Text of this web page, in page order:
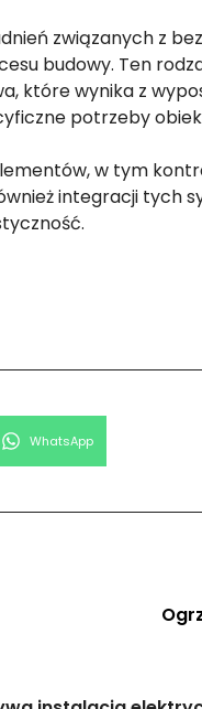
związanych z
budowy. Ten
które wynika z
potrzeby
w tym
integracji tych
Share
WhatsApp